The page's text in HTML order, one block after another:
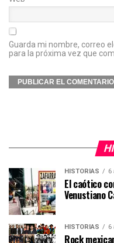
Guarda mi nombre, correo
para la próxima vez que
HISTORIAS 6
El caótico
Venustiano
HISTORIAS 6
Rock